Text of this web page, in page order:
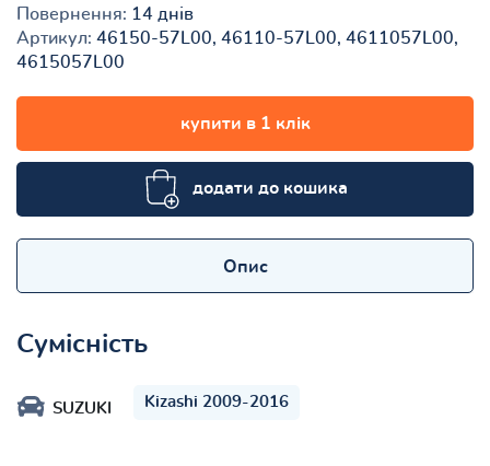
Повернення: 14 днів
Артикул: 46150-57L00, 46110-57L00, 4611057L00,
4615057L00
купити в 1 клік
додати до кошика
Опис
Сумісність
SUZUKI Kizashi 2009-2016